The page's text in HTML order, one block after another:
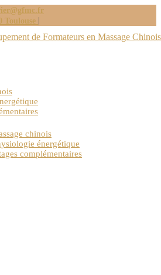
Toulouse |
chinois
énergétique
complémentaires